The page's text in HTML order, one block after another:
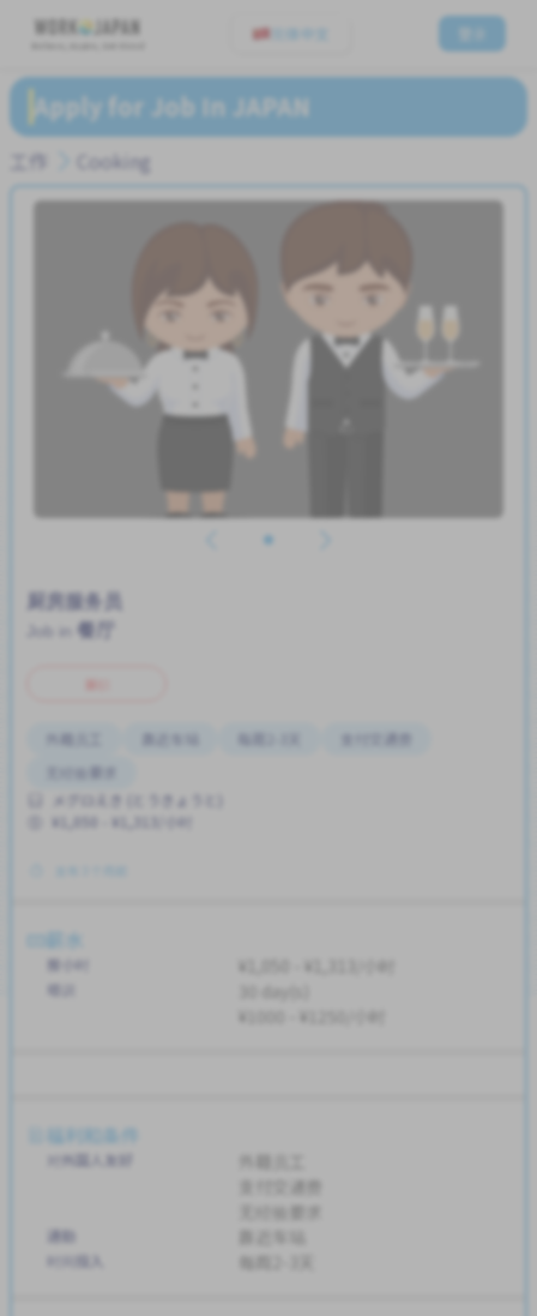
简体中文
Apply for Job In JAPAN
工作 Cooking
兼职
外籍员工 靠近车站 每周2-3天
支付交通费
无经验要求
メグロえき (とうきょうと)
¥1,050 - ¥1,313/小时
薪水
按小时 ¥1,050 - ¥1,313/小时
培训
30 day(s)
¥1000 - ¥1250/小时
福利和条件
对外国人友好
支付交通费
无经验要求
通勤
时间投入 每周2-3天